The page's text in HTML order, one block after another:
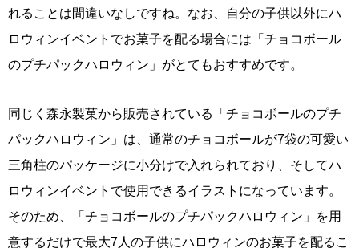
れることは間違いなしですね。なお、自分の子供以外にハ
ロウィンイベントでお菓子を配る場合には「チョコボール
のプチパックハロウィン」がとてもおすすめです。
同じく森永製菓から販売されている「チョコボールのプチ
パックハロウィン」は、通常のチョコボールが7袋の可愛い
三角柱のパッケージに小分けで入れられており、そしてハ
ロウィンイベントで使用できるイラストになっています。
そのため、「チョコボールのプチパックハロウィン」を用
意するだけで最大7人の子供にハロウィンのお菓子を配るこ